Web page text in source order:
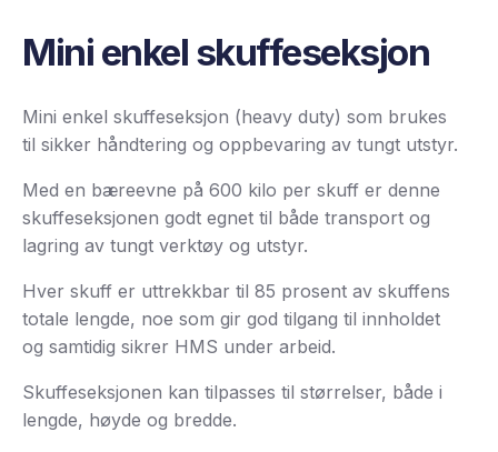
Mini enkel skuffeseksjon
Mini enkel skuffeseksjon (heavy duty) som brukes
til sikker håndtering og oppbevaring av tungt utstyr.
Med en bæreevne på 600 kilo per skuff er denne
skuffeseksjonen godt egnet til både transport og
lagring av tungt verktøy og utstyr.
Hver skuff er uttrekkbar til 85 prosent av skuffens
totale lengde, noe som gir god tilgang til innholdet
og samtidig sikrer HMS under arbeid.
Skuffeseksjonen kan tilpasses til størrelser, både i
lengde, høyde og bredde.